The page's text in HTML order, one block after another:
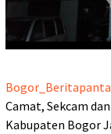
Camat, Sekcam
Kabupaten Bogor